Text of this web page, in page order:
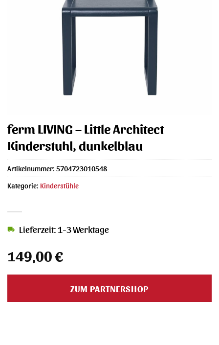
ferm LIVING – Little Architect
Kinderstuhl, dunkelblau
149,00€
Lieferzeit: 1-3 Werktage
ZUM PARTNERSHOP
Artikelnummer: 5704723010548
Kategorie: Kinderstühle